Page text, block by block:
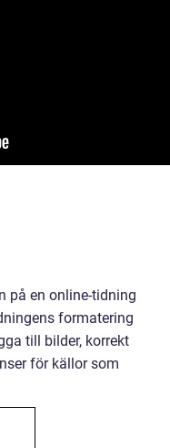
på en online-tidning
formatering
till bilder, korrekt
för källor som